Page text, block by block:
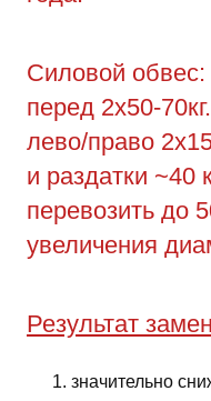
Силовой
перед 2х50-
лево/право
и раздатки ~40
перевозить до
увеличения
Результат
значительно